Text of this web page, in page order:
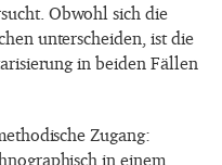
Obwohl sich die
unterscheiden, ist die
in beiden Fällen
Zugang:
in einem